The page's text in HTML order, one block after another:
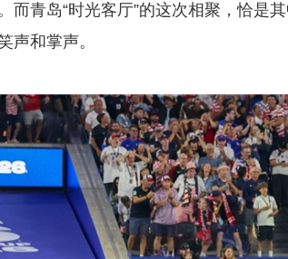
而青岛“时光客厅”的这次相聚，恰
声和掌声。